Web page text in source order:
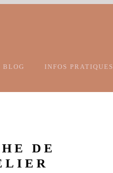
BLOG INFOS PRATIQUES
DE